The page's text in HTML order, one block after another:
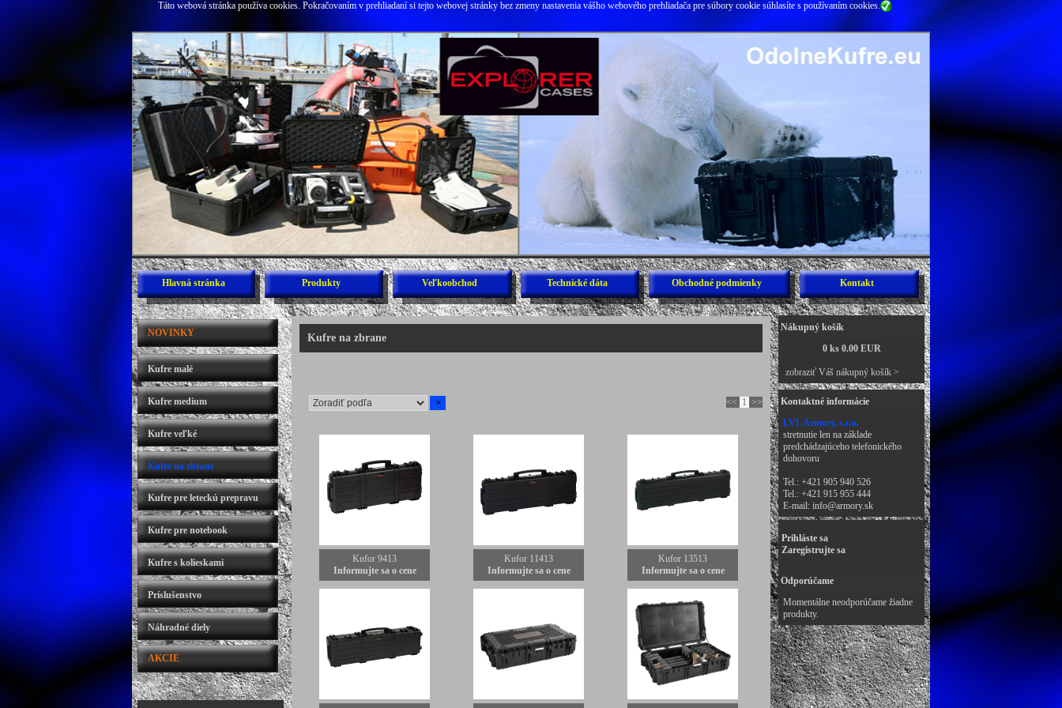
Táto webová stránka používa cookies. Pokračovaním v prehliadaní si tejto webovej stránky bez zmeny nastavenia vášho webového prehliadača pre súbory cookie súhlasíte s používaním cookies.
Hlavná stránka Produkty Veľkoobchod Technické dáta Obchodné podmienky Kontakt
NOVINKY
Kufre malé
Kufre medium
Kufre veľké
Kufre na zbrane
Kufre pre leteckú prepravu
Kufre pre notebook
Kufre s kolieskami
Príslušenstvo
Náhradné diely
AKCIE
Kufre na zbrane
<< 1 >>
Kufor 9413
Informujte sa o cene
Kufor 11413
Informujte sa o cene
Kufor 13513
Informujte sa o cene
Nákupný košík
0 ks 0.00 EUR
zobraziť Váš nákupný košík >
Kontaktné informácie
LVL Armory, s.r.o.
stretnutie len na základe
predchádzajúceho telefonického
dohovoru
Tel.: +421 905 940 526
Tel.: +421 915 955 444
E-mail: info@armory.sk
Prihláste sa
Zaregistrujte sa
Odporúčame
Momentálne neodporúčame žiadne
produkty.